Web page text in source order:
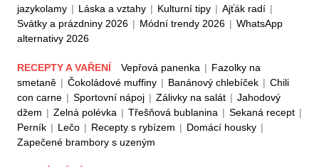
jazykolamy | Láska a vztahy | Kulturní tipy | Ajťák radí |
Svátky a prázdniny 2026 | Módní trendy 2026 | WhatsApp
alternativy 2026
RECEPTY A VAŘENÍ Vepřová panenka | Fazolky na
smetaně | Čokoládové muffiny | Banánový chlebíček | Chili
con carne | Sportovní nápoj | Zálivky na salát | Jahodový
džem | Zelná polévka | Třešňová bublanina | Sekaná recept |
Perník | Lečo | Recepty s rybízem | Domácí housky |
Zapečené brambory s uzeným